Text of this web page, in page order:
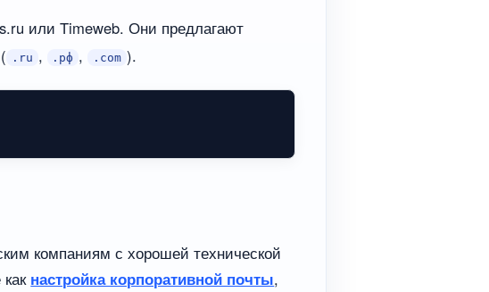
или Timeweb. Они предлагают
.ru , .рф , .com ).
компаниям с хорошей технической
настройка корпоративной почты,